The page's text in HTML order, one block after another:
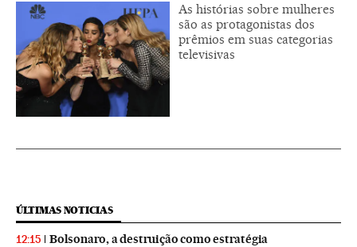
As histórias sobre mulheres
são as protagonistas dos
prêmios em suas categorias
televisivas
ÚLTIMAS NOTICIAS
12:15 Bolsonaro, a destruição como estratégia